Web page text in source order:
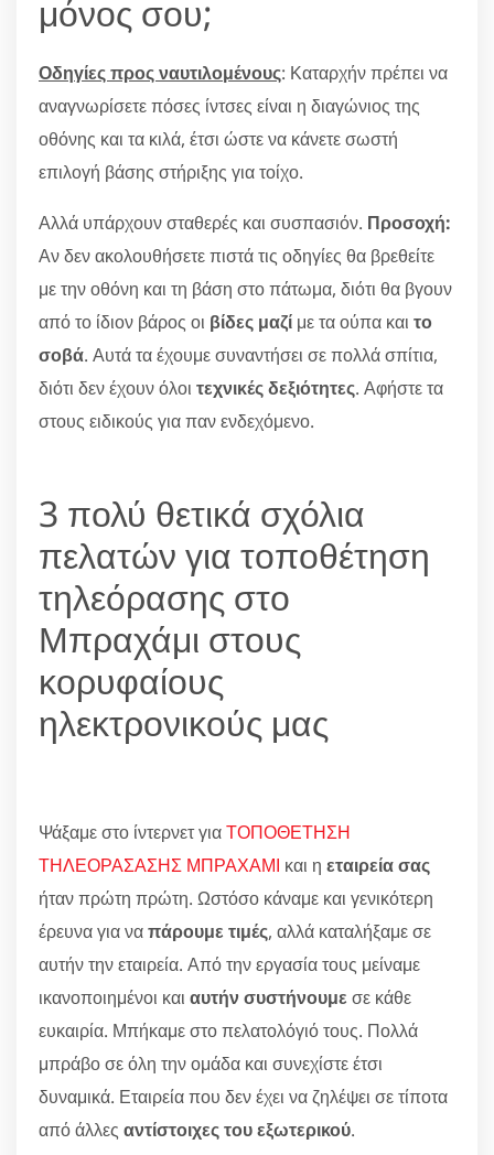
μόνος σου;
Οδηγίες προς ναυτιλομένους: Καταρχήν πρέπει να
αναγνωρίσετε πόσες ίντσες είναι η διαγώνιος της
οθόνης και τα κιλά, έτσι ώστε να κάνετε σωστή
επιλογή βάσης στήριξης για τοίχο.
Αλλά υπάρχουν σταθερές και συσπασιόν. Προσοχή:
Αν δεν ακολουθήσετε πιστά τις οδηγίες θα βρεθείτε
με την οθόνη και τη βάση στο πάτωμα, διότι θα βγουν
από το ίδιον βάρος οι βίδες μαζί με τα ούπα και το
σοβά. Αυτά τα έχουμε συναντήσει σε πολλά σπίτια,
διότι δεν έχουν όλοι τεχνικές δεξιότητες. Αφήστε τα
στους ειδικούς για παν ενδεχόμενο.
3 πολύ θετικά σχόλια
πελατών για τοποθέτηση
τηλεόρασης στο
Μπραχάμι στους
κορυφαίους
ηλεκτρονικούς μας
Ψάξαμε στο ίντερνετ γιαΤΟΠΟΘΕΤΗΣΗ
ΤΗΛΕΟΡΑΣΑΣΗΣ ΜΠΡΑΧΑΜΙ και η εταιρεία σας
ήταν πρώτη πρώτη. Ωστόσο κάναμε και γενικότερη
έρευνα για ναπάρουμε τιμές, αλλά καταλήξαμε σε
αυτήν την εταιρεία. Από την εργασία τους μείναμε
ικανοποιημένοι και αυτήν συστήνουμε σε κάθε
ευκαιρία. Μπήκαμε στο πελατολόγιό τους. Πολλά
μπράβο σε όλη την ομάδα και συνεχίστε έτσι
δυναμικά. Εταιρεία που δεν έχει να ζηλέψει σε τίποτα
από άλλες αντίστοιχες του εξωτερικού.